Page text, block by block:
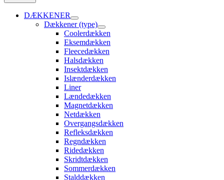
DÆKKENER
Dækkener (type)
Coolerdækken
Eksemdækken
Fleecedækken
Halsdækken
Insektdækken
Islænderdækken
Liner
Lændedækken
Magnetdækken
Netdækken
Overgangsdækken
Refleksdækken
Regndækken
Ridedækken
Skridtdækken
Sommerdækken
Stalddækken